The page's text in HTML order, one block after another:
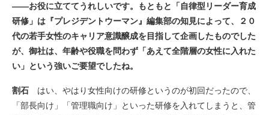
――お役に立ててうれしいです。もともと「自律型リーダー育成
研修」は『プレジデントウーマン』編集部の知見によって、２０
代の若手女性のキャリア意識醸成を目指して企画したものでした
が、御社は、年齢や役職を問わず「あえて全階層の女性に入れた
い」という強いご要望でしたね。
割石 はい、やはり女性向けの研修というのが初回だったので、
「部長向け」「管理職向け」といった研修を入れてしまうと、管